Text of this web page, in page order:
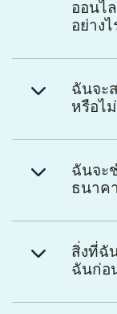
ออนไ
อย่างไ
ฉันจะ
หรือไ
ฉันจะ
ธนาค
สิ่งที่ฉั
ฉันก่อ